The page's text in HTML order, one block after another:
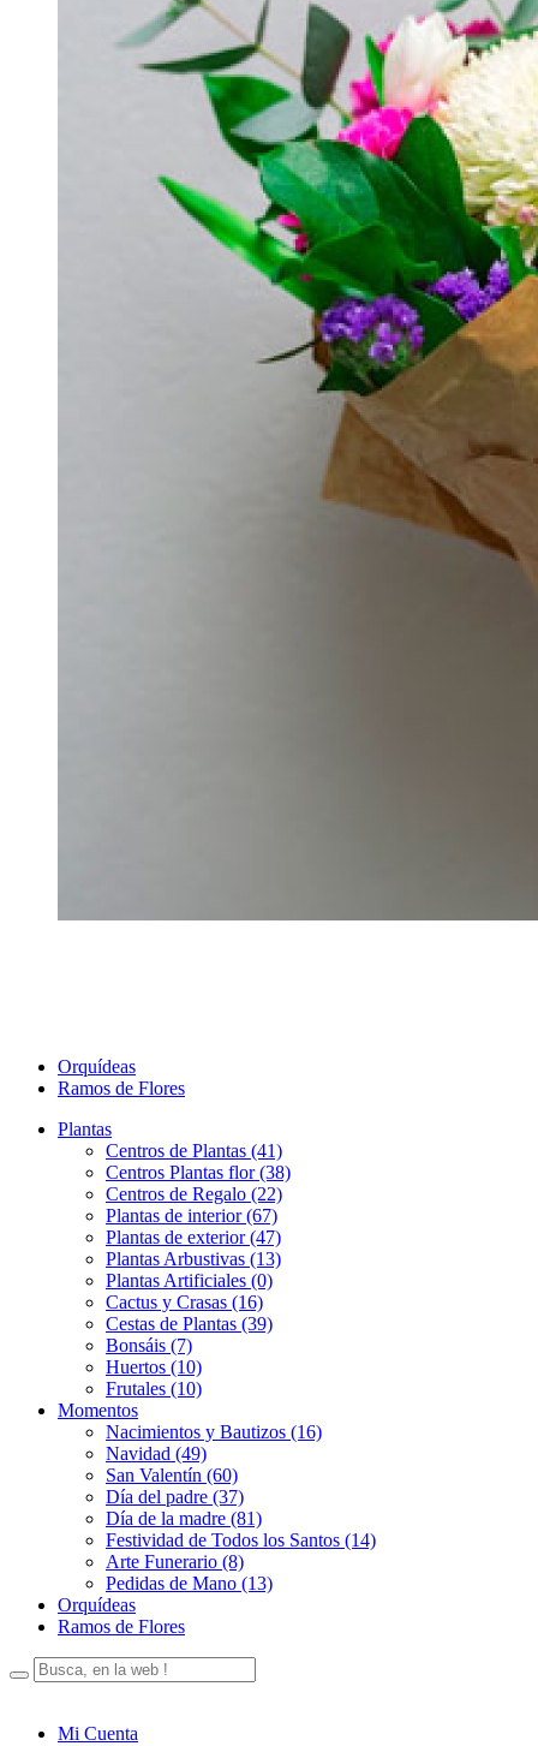
Orquídeas
Ramos de Flores
Plantas
Centros de Plantas (41)
Centros Plantas flor (38)
Centros de Regalo (22)
Plantas de interior (67)
Plantas de exterior (47)
Plantas Arbustivas (13)
Plantas Artificiales (0)
Cactus y Crasas (16)
Cestas de Plantas (39)
Bonsáis (7)
Huertos (10)
Frutales (10)
Momentos
Nacimientos y Bautizos (16)
Navidad (49)
San Valentín (60)
Día del padre (37)
Día de la madre (81)
Festividad de Todos los Santos (14)
Arte Funerario (8)
Pedidas de Mano (13)
Orquídeas
Ramos de Flores
Mi Cuenta